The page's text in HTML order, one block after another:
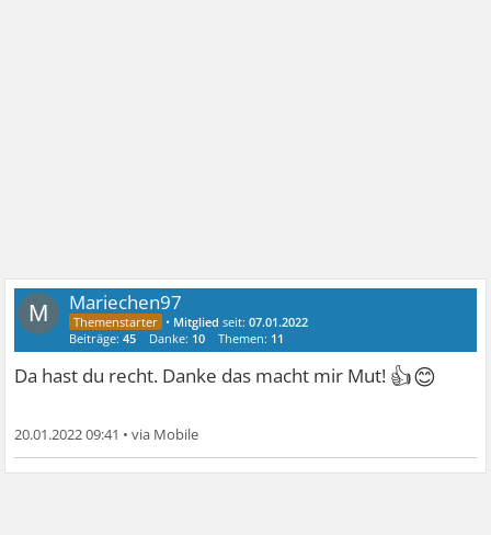
M Mariechen97
• Mitglied seit:07.01.2022
Beiträge:45 Danke: 10 Themen: 11
Da hast du recht. Danke das macht mir Mut! 👍😊
20.01.2022 09:41 •